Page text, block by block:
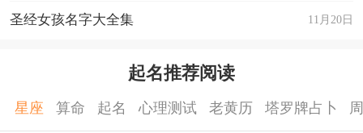
11月20日
圣经女孩名字大全集
起名推荐阅读
星座 算命 起名 心理测试 老黄历 塔罗牌占卜